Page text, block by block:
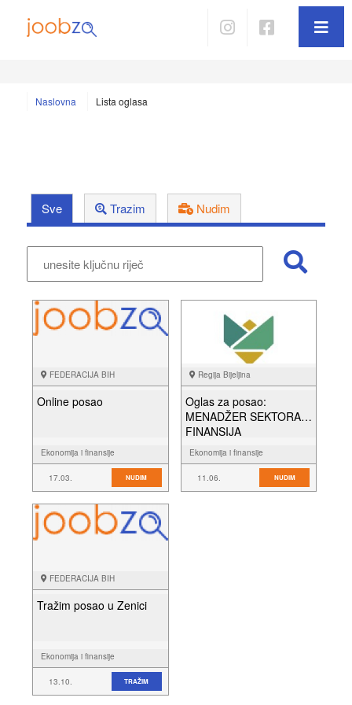
Naslovna Lista oglasa
Sve Trazim Nudim
FEDERACIJA BIH
Online posao
Ekonomija i finansije
17.03. NUDIM
Regija Bijeljina
Oglas za posao:
MENADŽER SEKTORA
FINANSIJA
Ekonomija i finansije
11.06. NUDIM
FEDERACIJA BIH
Tražim posao u Zenici
Ekonomija i finansije
13.10. TRAŽIM